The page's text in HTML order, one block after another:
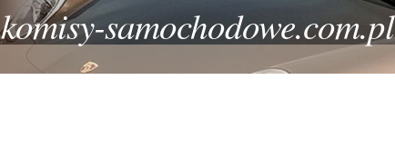
komisy-samochodowe.com.pl